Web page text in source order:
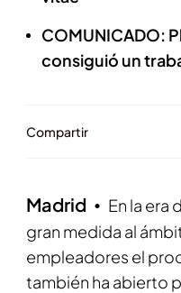
COMUNICADO:
consiguió un
Compartir
Madrid
En la era
gran medida al
empleadores el
también ha abierto